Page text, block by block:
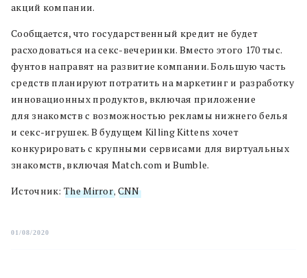
акций компании.
Сообщается, что государственный кредит не будет
расходоваться на секс-вечеринки. Вместо этого 170 тыс.
фунтов направят на развитие компании. Большую часть
средств планируют потратить на маркетинг и разработку
инновационных продуктов, включая приложение
для знакомств с возможностью рекламы нижнего белья
и секс-игрушек. В будущем Killing Kittens хочет
конкурировать с крупными сервисами для виртуальных
знакомств, включая Match.com и Bumble.
Источник: The Mirror, CNN
01/08/2020